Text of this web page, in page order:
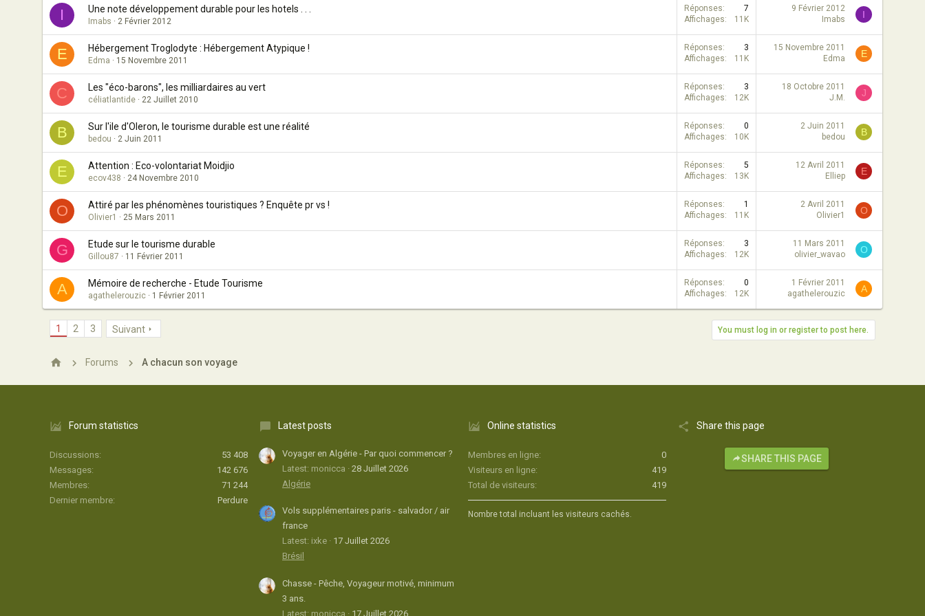
I Une note développement durable pour les hotels . . .
Imabs 2 Février 2012
Réponses
7
Affichages
11K
9 Février 2012
Imabs
I
E Hébergement Troglodyte : Hébergement Atypique !
Edma 15 Novembre 2011
Réponses
3
Affichages
11K
15 Novembre 2011
Edma
E
C Les "éco-barons", les milliardaires au vert
céliatlantide 22 Juillet 2010
Réponses
3
Affichages
12K
18 Octobre 2011
J.M.
J
B Sur l'ile d'Oleron, le tourisme durable est une réalité
bedou 2 Juin 2011
Réponses
0
Affichages
10K
2 Juin 2011
bedou
B
E Attention : Eco-volontariat Moidjio
ecov438 24 Novembre 2010
Réponses
5
Affichages
13K
12 Avril 2011
Elliep
E
O Attiré par les phénomènes touristiques ? Enquête pr vs !
Olivier1 25 Mars 2011
Réponses
1
Affichages
11K
2 Avril 2011
Olivier1
O
G Etude sur le tourisme durable
Gillou87 11 Février 2011
Réponses
3
Affichages
12K
11 Mars 2011
olivier_wavao
O
A Mémoire de recherche - Etude Tourisme
agathelerouzic 1 Février 2011
Réponses
0
Affichages
12K
1 Février 2011
agathelerouzic
A
1 2 3 Suivant You must log in or register to post here.
Forums A chacun son voyage
Forum statistics
Discussions
53 408
Messages
142 676
Membres
71 244
Dernier membre
Perdure
Latest posts
Voyager en Algérie - Par quoi commencer ?
Latest: monicca
28 Juillet 2026
Algérie
Vols supplémentaires paris - salvador / air
france
Latest: ixke
17 Juillet 2026
Brésil
Chasse - Pêche, Voyageur motivé, minimum
3 ans.
Latest: monicca
17 Juillet 2026
Online statistics
Membres en ligne
0
Visiteurs en ligne
419
Total de visiteurs
419
Nombre total incluant les visiteurs cachés.
Share this page
SHARE THIS PAGE